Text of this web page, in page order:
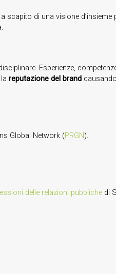
scapito di una visione d’insieme
Esperienze,
reputazione del brand
Global Network (PRGN).
delle relazioni pubbliche di